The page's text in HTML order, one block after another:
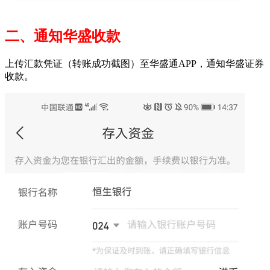
二、通知华盛收款
上传汇款凭证（转账成功截图）至华盛通APP，通知华盛证券
收款。